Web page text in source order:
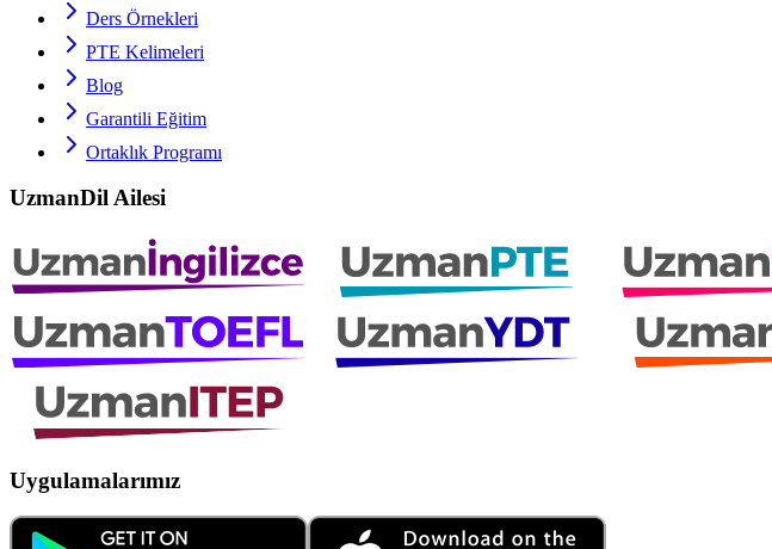
Ders Örnekleri
PTE Kelimeleri
Blog
Garantili Eğitim
Ortaklık Programı
UzmanDil Ailesi
Uygulamalarımız